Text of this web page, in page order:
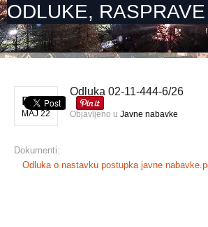
ODLUKE, RASPRAVE
PET
MAJ 22
Odluka 02-11-444-6/26
Objavljeno u Javne nabavke
Dokumenti:
Odluka o nastavku postupka javne